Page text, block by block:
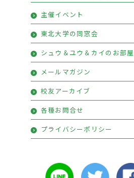
萩友会プレミアム会員お申込み
プレミアム会員特典
主催イベント
東北大学の同窓会
シュウ＆ユウ＆カイのお部屋
メールマガジン
校友アーカイブ
各種お問合せ
プライバシーポリシー